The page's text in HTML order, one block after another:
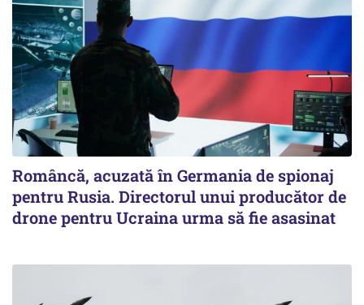
Româncă, acuzată în Germania de spionaj
pentru Rusia. Directorul unui producător de
drone pentru Ucraina urma să fie asasinat